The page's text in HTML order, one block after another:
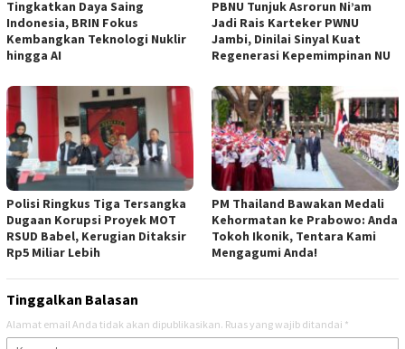
Tingkatkan Daya Saing
Indonesia, BRIN Fokus
Kembangkan Teknologi Nuklir
hingga AI
PBNU Tunjuk Asrorun Ni’am
Jadi Rais Karteker PWNU
Jambi, Dinilai Sinyal Kuat
Regenerasi Kepemimpinan NU
Polisi Ringkus Tiga Tersangka
Dugaan Korupsi Proyek MOT
RSUD Babel, Kerugian Ditaksir
Rp5 Miliar Lebih
PM Thailand Bawakan Medali
Kehormatan ke Prabowo: Anda
Tokoh Ikonik, Tentara Kami
Mengagumi Anda!
Tinggalkan Balasan
Alamat email Anda tidak akan dipublikasikan. Ruas yang wajib ditandai *